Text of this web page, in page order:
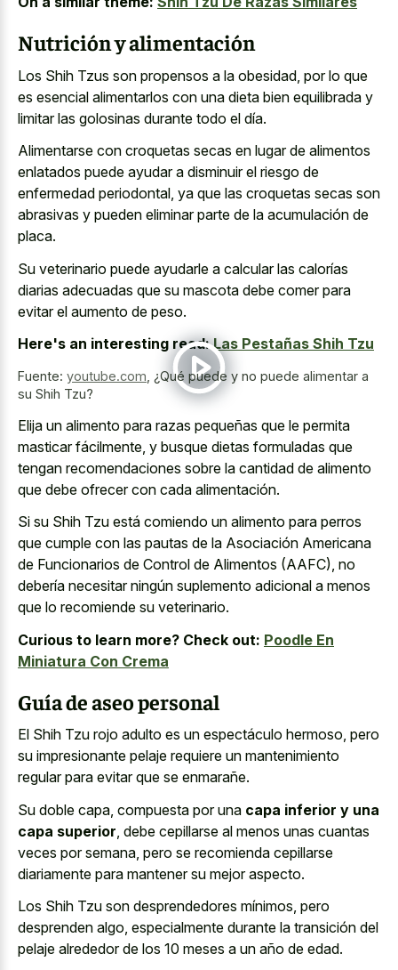
Nutrición y alimentación
Los Shih Tzus son propensos a la obesidad, por lo que
es esencial alimentarlos con una dieta bien equilibrada y
limitar las golosinas durante todo el día.
Alimentarse con croquetas secas en lugar de alimentos
enlatados puede ayudar a disminuir el riesgo de
enfermedad periodontal, ya que las croquetas secas son
abrasivas y pueden eliminar parte de la acumulación de
placa.
Su veterinario puede ayudarle a calcular las calorías
diarias adecuadas que su mascota debe comer para
evitar el aumento de peso.
Here's an interesting read: Las Pestañas Shih Tzu
Fuente: youtube.com, ¿Qué puede y no puede alimentar a
su Shih Tzu?
Elija un alimento para razas pequeñas que le permita
masticar fácilmente, y busque dietas formuladas que
tengan recomendaciones sobre la cantidad de alimento
que debe ofrecer con cada alimentación.
Si su Shih Tzu está comiendo un alimento para perros
que cumple con las pautas de la Asociación Americana
de Funcionarios de Control de Alimentos (AAFC), no
debería necesitar ningún suplemento adicional a menos
que lo recomiende su veterinario.
Curious to learn more? Check out: Poodle En
Miniatura Con Crema
Guía de aseo personal
El Shih Tzu rojo adulto es un espectáculo hermoso, pero
su impresionante pelaje requiere un mantenimiento
regularpara evitar que se enmarañe.
Su doble capa, compuesta por una capa inferior y una
capa superior , debe cepillarse al menos unas cuantas
veces por semana, pero se recomienda cepillarse
diariamente para mantener su mejor aspecto.
Los Shih Tzu son desprendedores mínimos, pero
desprenden algo, especialmente durante la transición del
pelaje alrededor de los 10 meses a un año de edad.